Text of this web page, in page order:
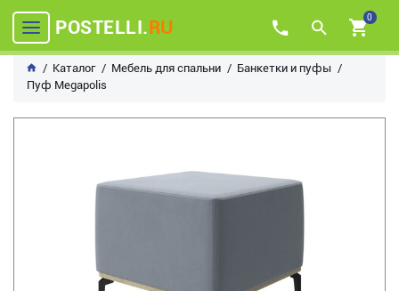
POSTELLI.RU 0
Каталог Мебель для спальни
Банкетки и пуфы
Пуф Megapolis